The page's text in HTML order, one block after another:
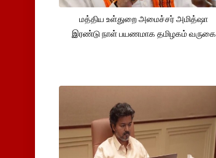
மத்திய உள்துறை அமைச்சர் அமித்ஷா
இரண்டு நாள் பயணமாக தமிழகம் வருகை